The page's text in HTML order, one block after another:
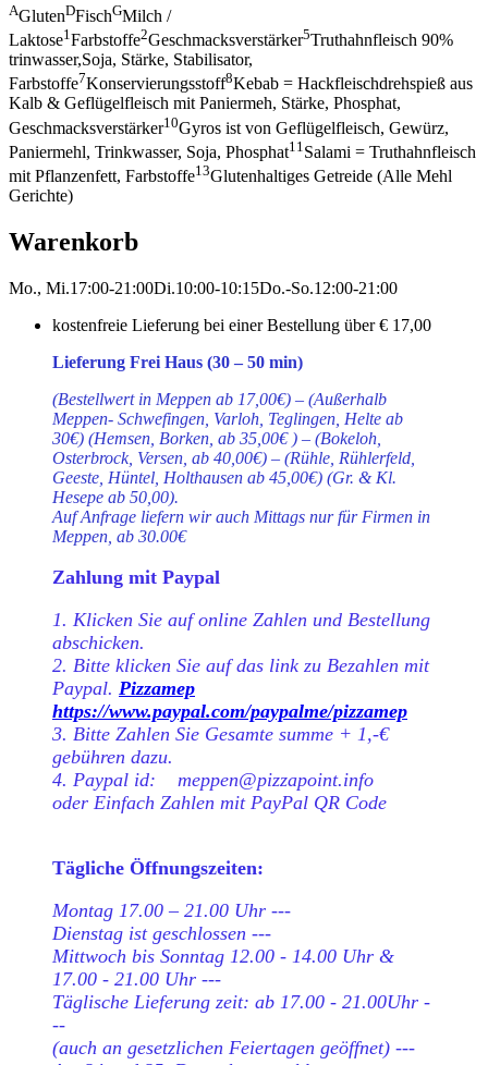
AGlutenDFischGMilch /
Laktose1 Farbstoffe2Geschmacksverstärker5Truthahnfleisch 90%
trinwasser,Soja, Stärke, Stabilisator,
Farbstoffe7Konservierungsstoff8Kebab = Hackfleischdrehspieß aus
Kalb & Geflügelfleisch mit Paniermeh, Stärke, Phosphat,
Geschmacksverstärker10Gyros ist von Geflügelfleisch, Gewürz,
Paniermehl, Trinkwasser, Soja, Phosphat11 Salami = Truthahnfleisch
mit Pflanzenfett, Farbstoffe13Glutenhaltiges Getreide (Alle Mehl
Gerichte)
Warenkorb
Mo., Mi.17:00-21:00Di.10:00-10:15Do.-So.12:00-21:00
kostenfreie Lieferung bei einer Bestellung über€ 17,00
Lieferung Frei Haus (30 – 50 min)
(Bestellwert in Meppen ab 17,00€) – (Außerhalb
Meppen- Schwefingen, Varloh, Teglingen, Helte ab
30€) (Hemsen, Borken, ab 35,00€ ) – (Bokeloh,
Osterbrock, Versen, ab 40,00€) – (Rühle, Rühlerfeld,
Geeste, Hüntel, Holthausen ab 45,00€) (Gr. & Kl.
Hesepe ab 50,00).
Auf Anfrage liefern wir auch Mittags nur für Firmen in
Meppen, ab 30.00€
Zahlung mit Paypal
1. Klicken Sie auf online Zahlen und Bestellung
abschicken.
2. Bitte klicken Sie auf das link zu Bezahlen mit
Paypal. Pizzamep
https://www.paypal.com/paypalme/pizzamep
3. Bitte Zahlen Sie Gesamte summe + 1,-€
gebühren dazu.
4. Paypal id: meppen@pizzapoint.info
oder Einfach Zahlen mit PayPal QR Code
Tägliche Öffnungszeiten:
Montag 17.00 – 21.00 Uhr ---
Dienstag ist geschlossen ---
Mittwoch bis Sonntag 12.00 - 14.00 Uhr &
17.00 - 21.00 Uhr ---
Täglische Lieferung zeit: ab 17.00 - 21.00Uhr -
--
(auch an gesetzlichen Feiertagen geöffnet) ---